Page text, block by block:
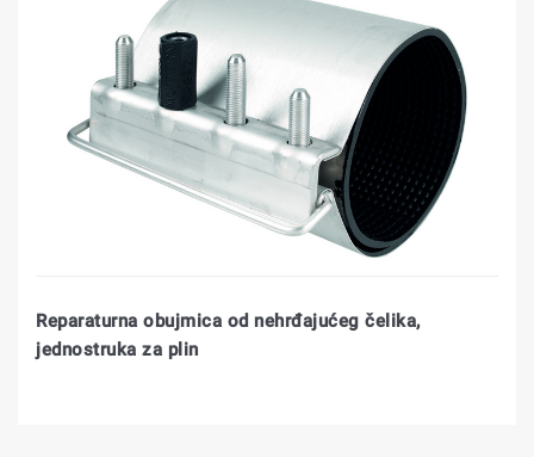
Reparaturna obujmica od nehrđajućeg čelika,
jednostruka za plin